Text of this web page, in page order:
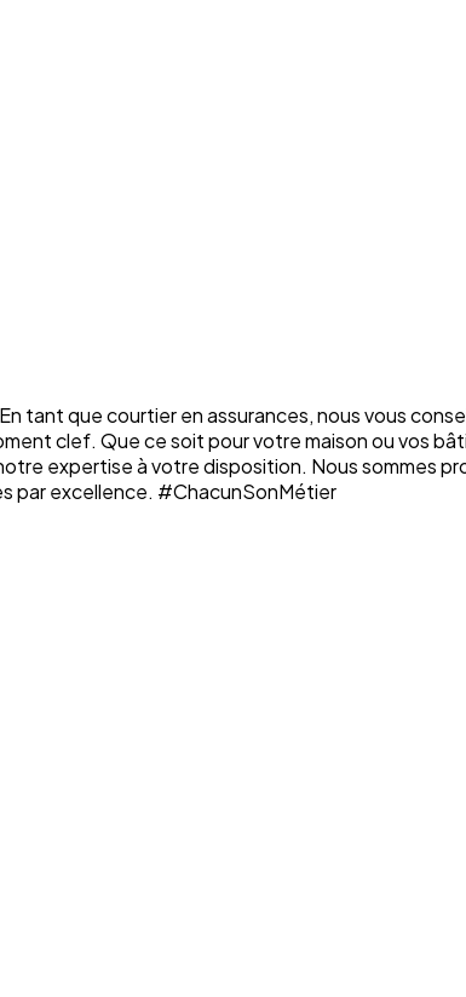
tant que courtier en assurances, nous vous
clef. Que ce soit pour votre maison ou vos
expertise à votre disposition. Nous sommes
par excellence. #ChacunSonMétier